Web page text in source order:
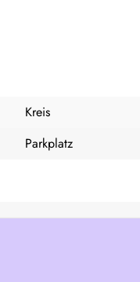
Kreis
Parkplatz